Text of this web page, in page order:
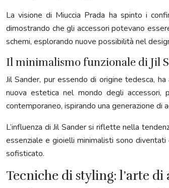
La visione di Miuccia Prada ha spinto i
dimostrando che gli accessori potevano
schemi, esplorando nuove possibilità nel
Il minimalismo funzionale di Jil
Jil Sander, pur essendo di origine tedesca,
nuova estetica nel mondo degli
contemporaneo, ispirando una generazione di
L’influenza di Jil Sander si riflette nella
essenziale e gioielli minimalisti sono
sofisticato.
Tecniche di styling: l’arte